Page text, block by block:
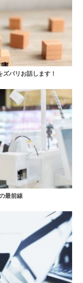
バリお話します！
最前線